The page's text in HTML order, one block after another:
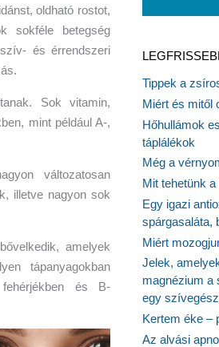
oldható rostot,
sokféle betegség
és érrendszeri
Sok vitamin,
mint például A-,
változatosan
illetve nagyon sok
amelyek
tápanyagokban
és B-
Tippek a
Miért és mitől
Hőhullámok
táplálékok
Még a
Mit tehetünk
Egy igazi
spárgasaláta,
Miért
Jelek,
magnézium a
egy
Kertem éke –
Az alvási